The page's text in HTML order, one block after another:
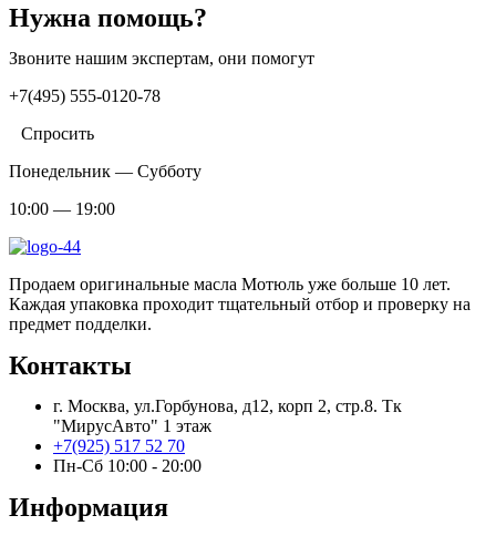
1
550 ₽.
Нужна помощь?
Звоните нашим экспертам, они помогут
+7(495) 555-0120-78
Спросить
Понедельник — Субботу
10:00 — 19:00
Продаем оригинальные масла Мотюль уже больше 10 лет.
Каждая упаковка проходит тщательный отбор и проверку на
предмет подделки.
Контакты
г. Москва, ул.Горбунова, д12, корп 2, стр.8. Тк
"МирусАвто" 1 этаж
+7(925) 517 52 70
Пн-Сб 10:00 - 20:00​
Информация